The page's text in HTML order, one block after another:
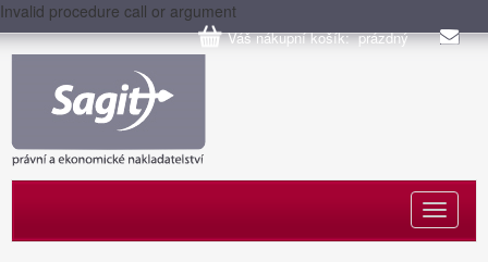
Invalid procedure call or argument
Váš nákupní košík: prázdný